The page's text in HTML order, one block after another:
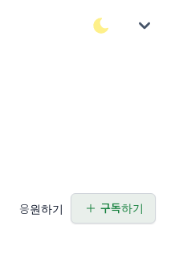
응원하기 구독하기